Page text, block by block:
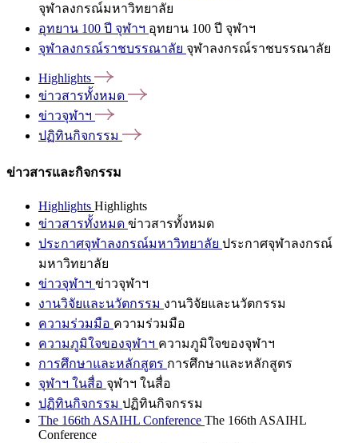
จุฬาลงกรณ์มหาวิทยาลัย
อุทยาน 100 ปี จุฬาฯ อุทยาน 100 ปี จุฬาฯ
จุฬาลงกรณ์ราชบรรณาลัย จุฬาลงกรณ์ราชบรรณาลัย
Highlights
ข่าวสารทั้งหมด
ข่าวจุฬาฯ
ปฏิทินกิจกรรม
ข่าวสารและกิจกรรม
Highlights Highlights
ข่าวสารทั้งหมด ข่าวสารทั้งหมด
ประกาศจุฬาลงกรณ์มหาวิทยาลัย ประกาศจุฬาลงกรณ์
มหาวิทยาลัย
ข่าวจุฬาฯ ข่าวจุฬาฯ
งานวิจัยและนวัตกรรม งานวิจัยและนวัตกรรม
ความร่วมมือ ความร่วมมือ
ความภูมิใจของจุฬาฯ ความภูมิใจของจุฬาฯ
การศึกษาและหลักสูตร การศึกษาและหลักสูตร
จุฬาฯ ในสื่อ จุฬาฯ ในสื่อ
ปฏิทินกิจกรรม ปฏิทินกิจกรรม
The 166th ASAIHL Conference The 166th ASAIHL
Conference